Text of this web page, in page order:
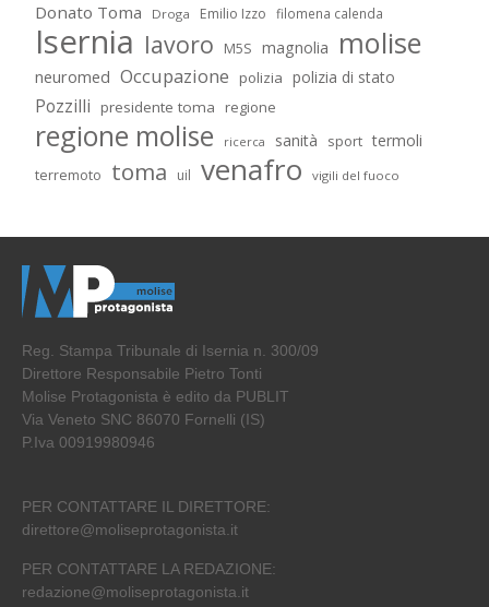
Donato Toma Droga Emilio Izzo filomena calenda
Isernia lavoro M5S magnolia molise
neuromed Occupazione polizia polizia di stato
Pozzilli presidente toma regione
regione molise ricerca sanità sport termoli
terremoto toma uil venafro vigili del fuoco
Reg. Stampa Tribunale di Isernia n. 300/09
Direttore Responsabile Pietro Tonti
Molise Protagonista è edito da PUBLIT
Via Veneto SNC 86070 Fornelli (IS)
P.Iva 00919980946
PER CONTATTARE IL DIRETTORE:
direttore@moliseprotagonista.it
PER CONTATTARE LA REDAZIONE:
redazione@moliseprotagonista.it